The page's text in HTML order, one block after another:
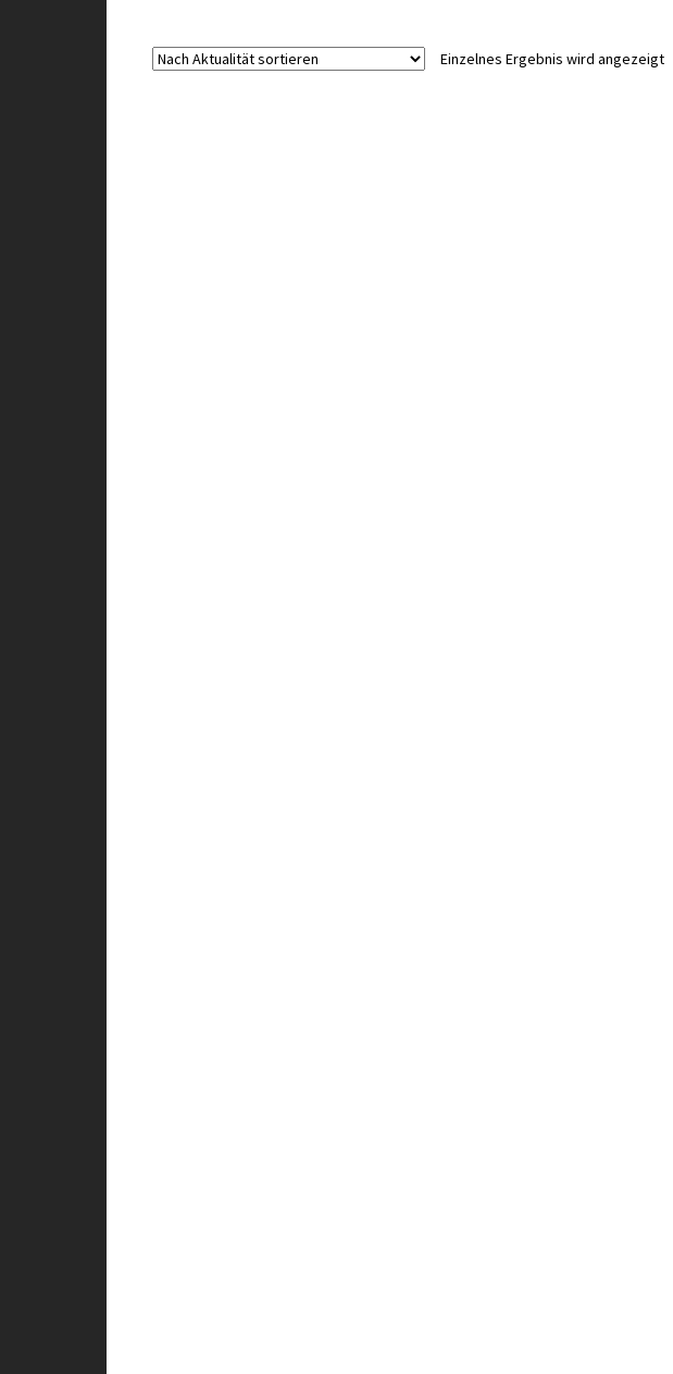
Einzelnes Ergebnis wird angezeigt